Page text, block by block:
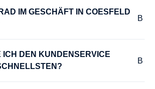
Line smart System
:
IM GESCHÄFT IN COESFELD
ICH DEN KUNDENSERVICE